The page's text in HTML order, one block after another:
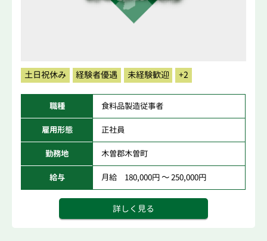
土日祝休み 経験者優遇 未経験歓迎 +2
職種 食料品製造従事者
雇用形態 正社員
勤務地 木曽郡木曽町
給与 月給 180,000円 ～ 250,000円
詳しく見る